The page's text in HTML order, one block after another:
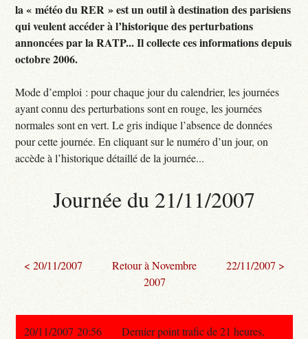
la « météo du RER » est un outil à destination des parisiens
qui veulent accéder à l’historique des perturbations
annoncées par la RATP... Il collecte ces informations depuis
octobre 2006.
Mode d’emploi : pour chaque jour du calendrier, les journées
ayant connu des perturbations sont en rouge, les journées
normales sont en vert. Le gris indique l’absence de données
pour cette journée. En cliquant sur le numéro d’un jour, on
accède à l’historique détaillé de la journée...
Journée du 21/11/2007
< 20/11/2007
Retour à Novembre
2007
22/11/2007 >
20/11/2007 20:56
Dernier point trafic de 21 heures,